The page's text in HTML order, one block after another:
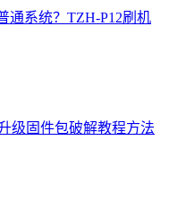
通系统？TZH-P12刷机
级固件包破解教程方法